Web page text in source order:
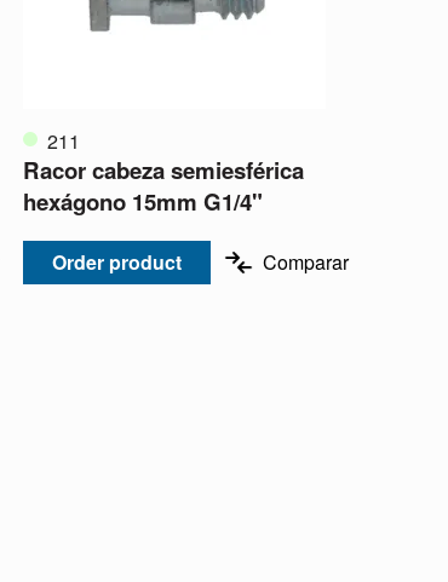
211
Racor cabeza semiesférica
hexágono 15mm G1/4"
Order product Comparar